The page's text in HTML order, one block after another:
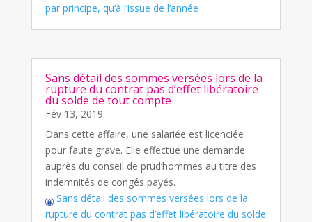
par principe, qu’à l’issue de l’année
Sans détail des sommes versées lors de la
rupture du contrat pas d’effet libératoire
du solde de tout compte
Fév 13, 2019
Dans cette affaire, une salariée est licenciée
pour faute grave. Elle effectue une demande
auprès du conseil de prud’hommes au titre des
indemnités de congés payés.
Sans détail des sommes versées lors de la
rupture du contrat pas d’effet libératoire du solde